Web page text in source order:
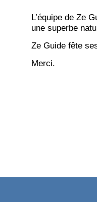
L’équipe de Ze
une superbe
Ze Guide fête
Merci.